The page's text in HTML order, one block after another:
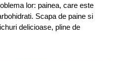
lor: painea, care este
Scapa de paine si
delicioase, pline de